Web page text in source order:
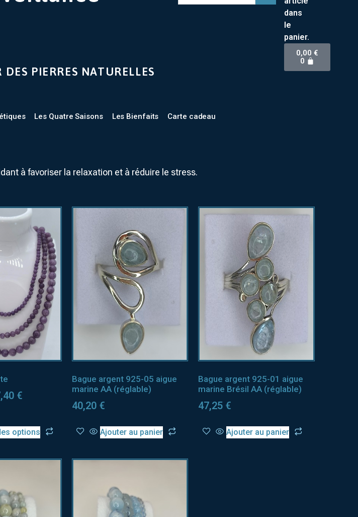
dans
le
panier.
0,00€
0
PIERRES NATURELLES
Les Quatre Saisons Les Bienfaits Carte cadeau
à favoriser la relaxation et à réduire le stress.
€
options
Bague argent 925-05 aigue
marine AA (réglable)
40,20 €
Ajouter au panier
Bague argent 925-01 aigue
marine Brésil AA (réglable)
47,25 €
Ajouter au panier